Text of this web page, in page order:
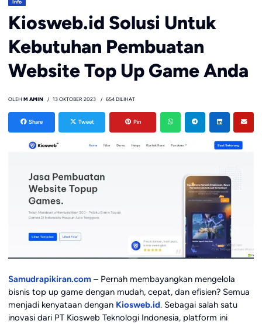
Info
Kiosweb.id Solusi Untuk
Kebutuhan Pembuatan
Website Top Up Game Anda
OLEH M AMIN 13 OKTOBER 2023 654 DILIHAT
Share Tweet Pin
Samudrapikiran.com– Pernah membayangkan mengelola
bisnis top up game dengan mudah, cepat, dan efisien? Semua
menjadi kenyataan dengan Kiosweb.id. Sebagai salah satu
inovasi dari PT Kiosweb Teknologi Indonesia, platform ini